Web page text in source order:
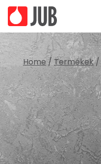
Home/Termékek/